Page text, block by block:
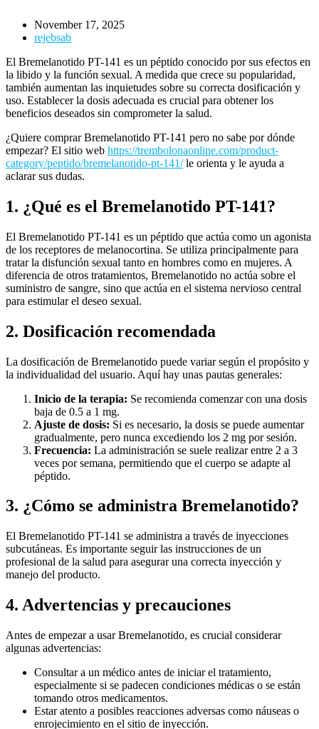
November 17, 2025
rejebsab
El Bremelanotido PT-141 es un péptido conocido por sus efectos en
la libido y la función sexual. A medida que crece su popularidad,
también aumentan las inquietudes sobre su correcta dosificación y
uso. Establecer la dosis adecuada es crucial para obtener los
beneficios deseados sin comprometer la salud.
¿Quiere comprar Bremelanotido PT-141 pero no sabe por dónde
empezar? El sitio web https://trembolonaonline.com/product-
category/peptido/bremelanotido-pt-141/le orienta y le ayuda a
aclarar sus dudas.
1. ¿Qué es el Bremelanotido PT-141?
El Bremelanotido PT-141 es un péptido que actúa como un agonista
de los receptores de melanocortina. Se utiliza principalmente para
tratar la disfunción sexual tanto en hombres como en mujeres. A
diferencia de otros tratamientos, Bremelanotido no actúa sobre el
suministro de sangre, sino que actúa en el sistema nervioso central
para estimular el deseo sexual.
2. Dosificación recomendada
La dosificación de Bremelanotido puede variar según el propósito y
la individualidad del usuario. Aquí hay unas pautas generales:
Inicio de la terapia: Se recomienda comenzar con una dosis
baja de 0.5 a 1 mg.
Ajuste de dosis: Si es necesario, la dosis se puede aumentar
gradualmente, pero nunca excediendo los 2 mg por sesión.
Frecuencia: La administración se suele realizar entre 2 a 3
veces por semana, permitiendo que el cuerpo se adapte al
péptido.
3. ¿Cómo se administra Bremelanotido?
El Bremelanotido PT-141 se administra a través de inyecciones
subcutáneas. Es importante seguir las instrucciones de un
profesional de la salud para asegurar una correcta inyección y
manejo del producto.
4. Advertencias y precauciones
Antes de empezar a usar Bremelanotido, es crucial considerar
algunas advertencias:
Consultar a un médico antes de iniciar el tratamiento,
especialmente si se padecen condiciones médicas o se están
tomando otros medicamentos.
Estar atento a posibles reacciones adversas como náuseas o
enrojecimiento en el sitio de inyección.